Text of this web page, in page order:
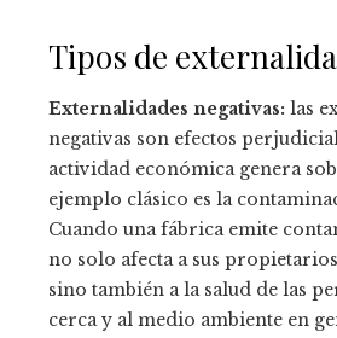
Tipos de
Externalidades negativas: las
negativas son efectos
actividad económica genera
ejemplo clásico es la
Cuando una fábrica emite
no solo afecta a sus
sino también a la salud de las
cerca y al medio ambiente en